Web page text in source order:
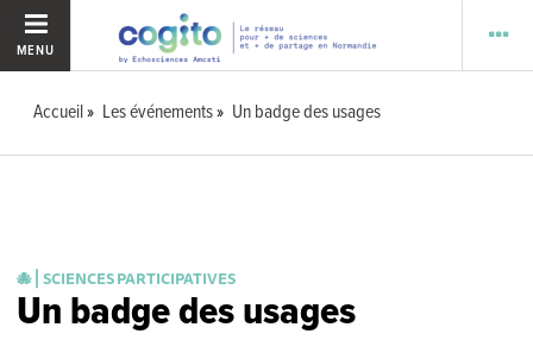
MENU
Accueil Les événements Un badge des usages
🐙 ⎜SCIENCES PARTICIPATIVES
Un badge des usages